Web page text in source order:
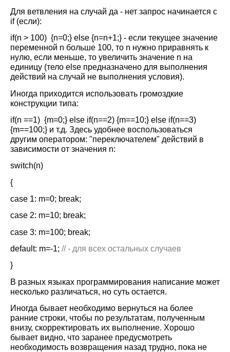
Для ветвления на случай да - нет запрос начинается с
if(если):
if(n > 100) {n=0;} else {n=n+1;} - eсли текущее значение
переменной n больше 100, то n нужно приравнять к
нулю, если меньше, то увеличить значение n на
единицу (тело else предназначено для выполнения
действий на случай не выполнения условия).
Иногда приходится использовать громоздкие
конструкции типа:
if(n ==1) {m=0;} else if(n==2) {m==10;} else if(n==3)
{m==100;} и т.д. Здесь удобнее воспользоваться
другим оператором: "переключателем" действий в
зависимости от значения n:
switch(n)
{
case 1: m=0; break;
case 2: m=10; break;
case 3: m=100; break;
default: m=-1; // - для всех остальных случаев
}
В разных языках программирования написание может
несколько различаться, но суть остается.
Иногда бывает необходимо вернуться на более
ранние строки, чтобы по результатам, полученным
внизу, скорректировать их выполнение. Хорошо
бывает видно, что заранее предусмотреть
необходимость возвращения назад трудно, пока не